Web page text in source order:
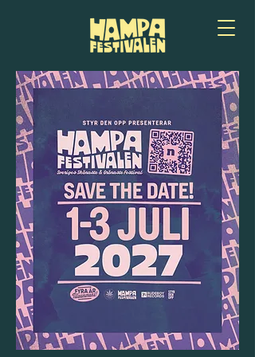
KÖP BILJETT